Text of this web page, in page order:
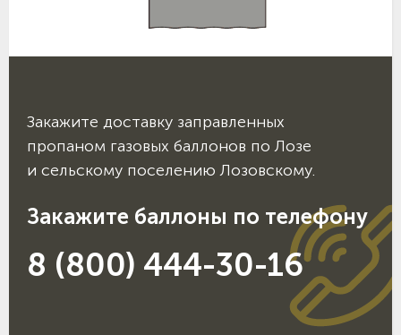
Закажите доставку заправленных
пропаном газовых баллонов по Лозе
и сельскому поселению Лозовскому.
Закажите баллоны по телефону
8 (800) 444-30-16